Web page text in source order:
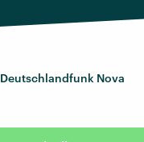
Deutschlandfunk Nova